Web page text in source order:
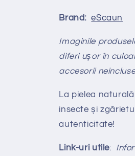
Brand:eScaun
Imaginile
diferi ușor în
accesorii
La pielea
insecte și
autenticitate!
Link-uri utile: